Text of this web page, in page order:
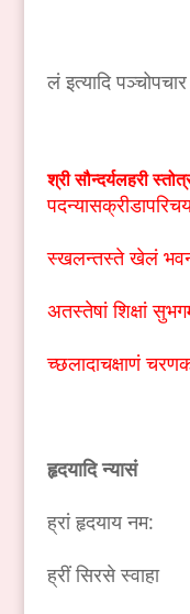
लं इत्यादि
श्रीसौन्दर्यलहरी
स्खलन्तस्ते खेलं
अतस्तेषां शिक्षां
च्छलादाचक्षाणं
हृदयादि न्यासं
ह्रां हृदयाय नम:
ह्रीं सिरसे स्वाहा